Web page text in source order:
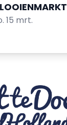
15 mrt.